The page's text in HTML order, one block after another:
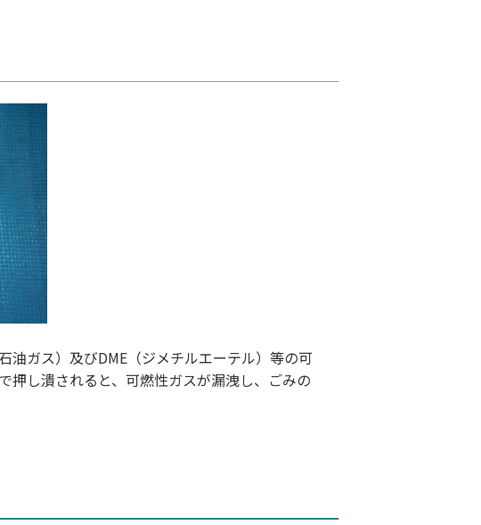
油ガス）及びDME（ジメチルエーテル）等の可
押し潰されると、可燃性ガスが漏洩し、ごみの